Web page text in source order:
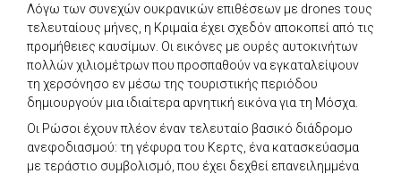
Λόγω των συνεχών ουκρανικών επιθέσεων με drones τους
τελευταίους μήνες, η Κριμαία έχει σχεδόν αποκοπεί από τις
προμήθειες καυσίμων. Οι εικόνες με ουρές αυτοκινήτων
πολλών χιλιομέτρων που προσπαθούν να εγκαταλείψουν
τη χερσόνησο εν μέσω της τουριστικής περιόδου
δημιουργούν μια ιδιαίτερα αρνητική εικόνα για τη Μόσχα.
Οι Ρώσοι έχουν πλέον έναν τελευταίο βασικό διάδρομο
ανεφοδιασμού: τη γέφυρα του Κερτς, ένα κατασκεύασμα
με τεράστιο συμβολισμό, που έχει δεχθεί επανειλημμένα